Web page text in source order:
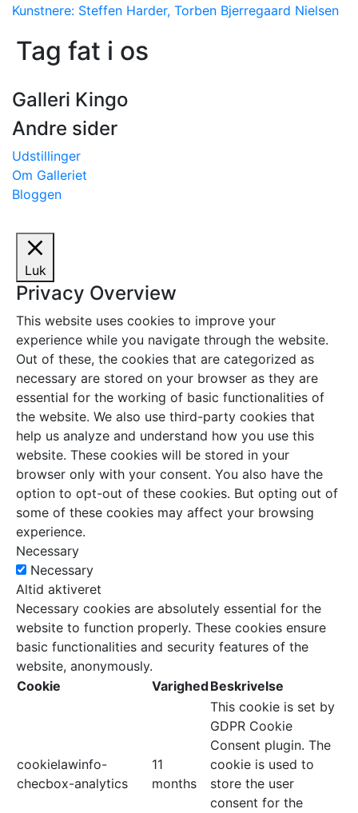
Kunstnere: Steffen Harder, Torben Bjerregaard Nielsen
Tag fat i os
Galleri Kingo
Andre sider
Udstillinger
Om Galleriet
Bloggen
Luk
Privacy Overview
This website uses cookies to improve your
experience while you navigate through the website.
Out of these, the cookies that are categorized as
necessary are stored on your browser as they are
essential for the working of basic functionalities of
the website. We also use third-party cookies that
help us analyze and understand how you use this
website. These cookies will be stored in your
browser only with your consent. You also have the
option to opt-out of these cookies. But opting out of
some of these cookies may affect your browsing
experience.
Necessary
Necessary
Altid aktiveret
Necessary cookies are absolutely essential for the
website to function properly. These cookies ensure
basic functionalities and security features of the
website, anonymously.
Cookie
VarighedBeskrivelse
cookielawinfo-
checbox-analytics
11
months
This cookie is set by
GDPR Cookie
Consent plugin. The
cookie is used to
store the user
consent for the